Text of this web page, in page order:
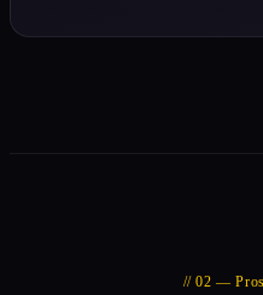
// 02 —